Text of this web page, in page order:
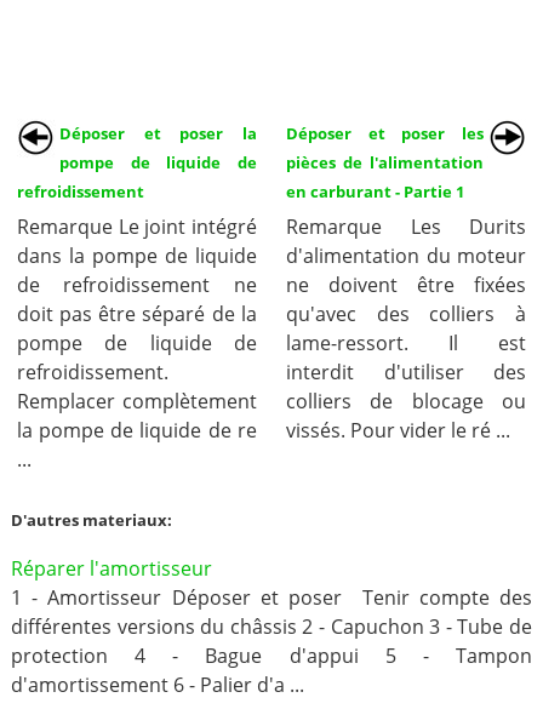
Déposer et poser la
pompe de liquide de
refroidissement
Remarque Le joint intégré
dans la pompe de liquide
de refroidissement ne
doit pas être séparé de la
pompe de liquide de
refroidissement.
Remplacer complètement
la pompe de liquide de re
...
Déposer et poser les
pièces de l'alimentation
en carburant - Partie 1
Remarque Les Durits
d'alimentation du moteur
ne doivent être fixées
qu'avec des colliers à
lame-ressort. Il est
interdit d'utiliser des
colliers de blocage ou
vissés. Pour vider le ré ...
D'autres materiaux:
Réparer l'amortisseur
1 - Amortisseur Déposer et poser Tenir compte des
différentes versions du châssis 2 - Capuchon 3 - Tube de
protection 4 - Bague d'appui 5 - Tampon
d'amortissement 6 - Palier d'a ...